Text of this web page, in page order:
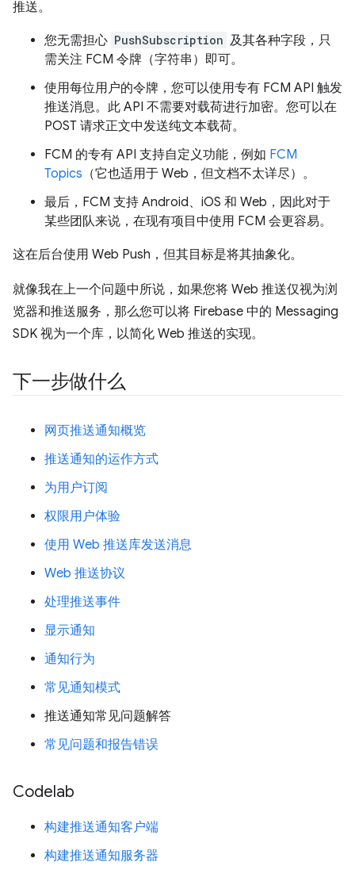
推送。
您无需担心 PushSubscription 及其各种字段，只
需关注 FCM 令牌（字符串）即可。
使用每位用户的令牌，您可以使用专有 FCM API 触发
推送消息。此 API 不需要对载荷进行加密。您可以在
POST 请求正文中发送纯文本载荷。
FCM 的专有 API 支持自定义功能，例如 FCM
Topics （它也适用于 Web，但文档不太详尽）。
最后，FCM 支持 Android、iOS 和 Web，因此对于
某些团队来说，在现有项目中使用 FCM 会更容易。
这在后台使用 Web Push，但其目标是将其抽象化。
就像我在上一个问题中所说，如果您将 Web 推送仅视为浏
览器和推送服务，那么您可以将 Firebase 中的 Messaging
SDK 视为一个库，以简化 Web 推送的实现。
下一步做什么
网页推送通知概览
推送通知的运作方式
为用户订阅
权限用户体验
使用 Web 推送库发送消息
Web 推送协议
处理推送事件
显示通知
通知行为
常见通知模式
推送通知常见问题解答
常见问题和报告错误
Codelab
构建推送通知客户端
构建推送通知服务器